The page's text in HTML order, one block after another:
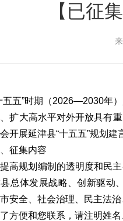
【已征
五五”时期（2026—2030年
扩大高水平对外开放具有
开展延津县“十五五”规划建
征集内容
高规划编制的透明度和民
总体发展战略、创新驱动
安全、社会治理、民主法
方便和您联系，请注明姓